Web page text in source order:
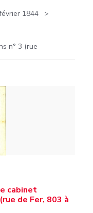
1844
n° 3 (rue
cabinet
de Fer, 803 à